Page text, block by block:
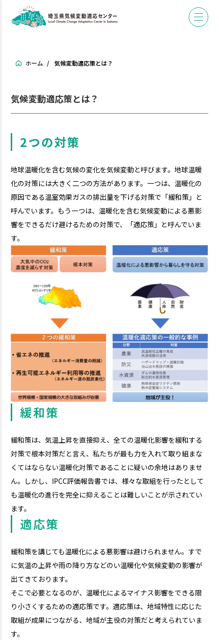
ホーム 気候変動適応策とは？
気候変動適応策とは？
2つの対策
地球温暖化を含む気候の変化を気候変動と呼びます。地球温暖
化の対策には大きく二つの方法があります。一つは、温暖化の
原因である温室効果ガスの排出量を下げる対策で「緩和策」と
呼んでいます。もう一つは、温暖化を含む気候変動による悪影
響をできるだけ避けるための対策で、「適応策」と呼んでいま
す。
緩和策
緩和策は、気温上昇を直接抑え、全ての温暖化影響を緩和する
対策で根本対策だと言え、私たちが最も力を入れて取り組まな
くてはならない温暖化対策であることに疑いの余地はありませ
ん。しかし、IPCC評価報告書では、様々な取組を行ったとして
も温暖化の進行を完全に抑えることは難しいことが示されてい
ます。
適応策
緩和策を講じても温暖化による悪影響は避けられません。すで
に気温の上昇や雨の降り方などのい温暖化や気候変動の影響が
出てきております。
そこで必要となるのが、温暖化によるマイナス影響をできる限
り小さくするための適応策です。適応策は、地域特性に応じた
取組が成果につながる、地域が主役の対策だと考えられていま
す。